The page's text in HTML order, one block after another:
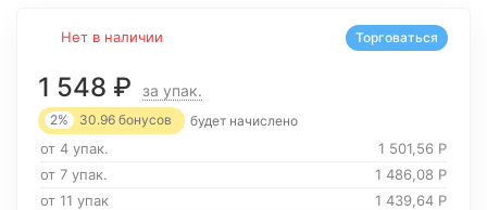
Нет в наличии
1 548 ₽ за упак.
2% 30.96 бонусов будет начислено
от 4 упак. 1 501,56 Р
от 7 упак.
1 486,08 Р
от 11 упак
1 439,64 Р
Торговаться